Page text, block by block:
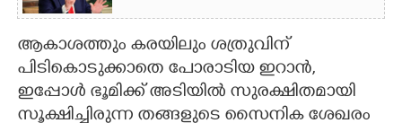
ZOOM
CONTACT US
ആകാശത്തും കരയിലും ശത്രുവിന്
പിടികൊടുക്കാതെ പോരാടിയ ഇറാൻ,
ഇപ്പോൾ ഭൂമിക്ക് അടിയിൽ സുരക്ഷിതമായി
സൂക്ഷിച്ചിരുന്ന തങ്ങളുടെ സൈനിക ശേഖരം